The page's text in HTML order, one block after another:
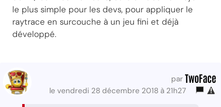
le plus simple pour les devs, pour appliquer le
raytrace en surcouche à un jeu fini et déjà
développé.
par TwoFace
le vendredi 28 décembre 2018 à 21h27